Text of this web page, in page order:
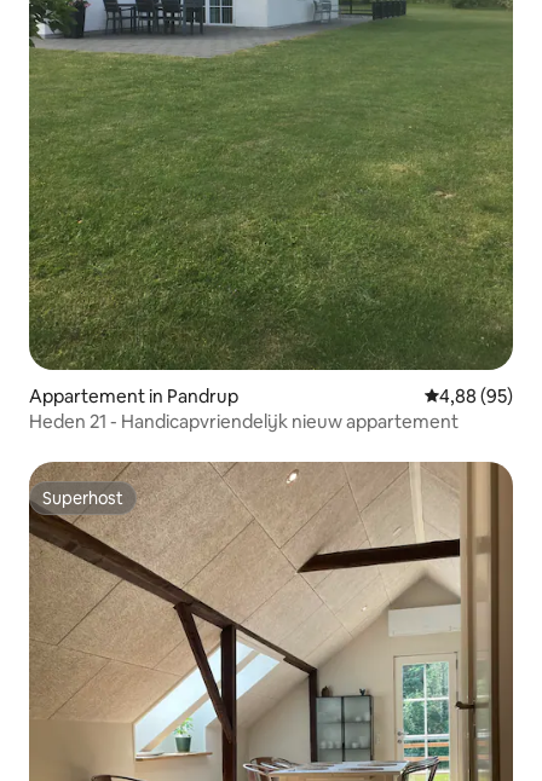
Appartement in Pandrup Gemiddelde
4,88 (95)
Heden 21 - Handicapvriendelijk nieuw appartement
Superhost
Superhost